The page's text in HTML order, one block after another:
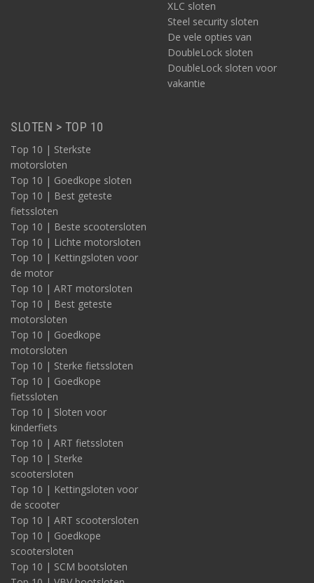
XLC sloten
Steel security sloten
De vele opties van
DoubleLock sloten
DoubleLock sloten voor
vakantie
SLOTEN > TOP 10
Top 10 | Sterkste
motorsloten
Top 10 | Goedkope sloten
Top 10 | Best geteste
fietssloten
Top 10 | Beste scootersloten
Top 10 | Lichte motorsloten
Top 10 | Kettingsloten voor
de motor
Top 10 | ART motorsloten
Top 10 | Best geteste
motorsloten
Top 10 | Goedkope
motorsloten
Top 10 | Sterke fietssloten
Top 10 | Goedkope
fietssloten
Top 10 | Sloten voor
kinderfiets
Top 10 | ART fietssloten
Top 10 | Sterke
scootersloten
Top 10 | Kettingsloten voor
de scooter
Top 10 | ART scootersloten
Top 10 | Goedkope
scootersloten
Top 10 | SCM bootsloten